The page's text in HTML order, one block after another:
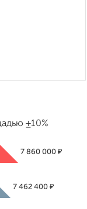
±10%
7 860 000 ₽
7 462 400 ₽